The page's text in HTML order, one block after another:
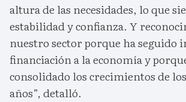
altura de las necesidades, lo que
estabilidad y confianza. Y
nuestro sector porque ha seguido
financiación a la economía y
consolidado los crecimientos de
años”, detalló.